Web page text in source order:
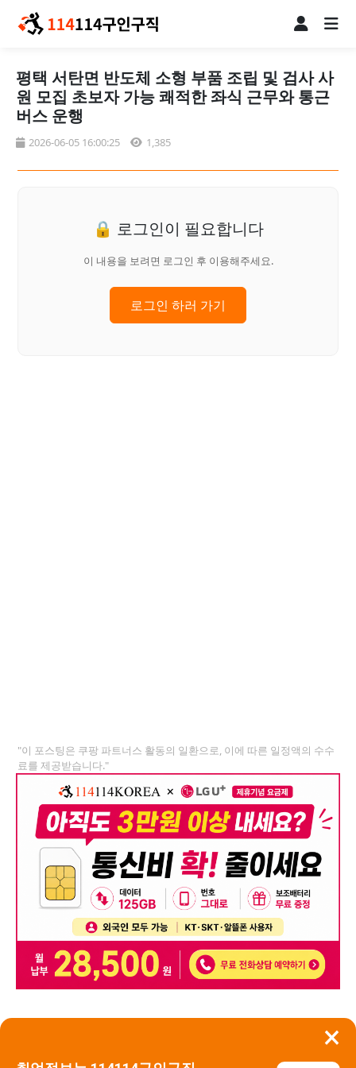
×
평택 서탄면 반도체 소형 부품 조립 및 검사 사
원 모집 초보자 가능 쾌적한 좌식 근무와 통근
버스 운행
2026-06-05 16:00:25 1,385
🔒 로그인이 필요합니다
이 내용을 보려면 로그인 후 이용해주세요.
로그인 하러 가기
"이 포스팅은 쿠팡 파트너스 활동의 일환으로, 이에 따른 일정액의 수수
료를 제공받습니다."